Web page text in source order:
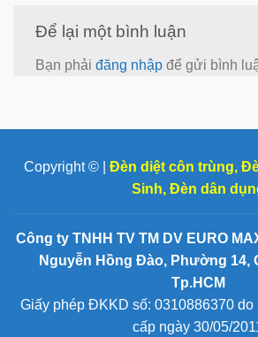
Để lại một bình luận
Bạn phải đăng nhập để gửi bình
Copyright © | Đèn diệt côn trùng,
Sinh, Đèn dân
Công ty TNHH TV TM DV EURO
Nguyễn Hồng Đào, Phường 14,
Tp.HCM
Giấy phép ĐKKD số: 0310886370
cấp ngày 30/05/